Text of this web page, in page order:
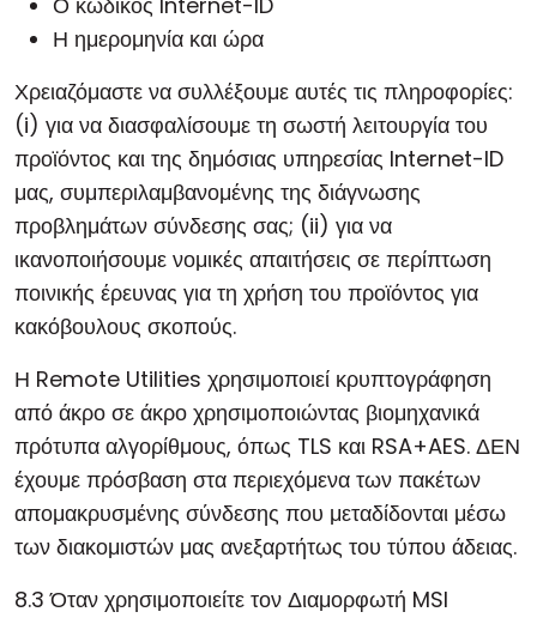
Η ημερομηνία και ώρα
Χρειαζόμαστε να συλλέξουμε αυτές τις πληροφορίες:
(i) για να διασφαλίσουμε τη σωστή λειτουργία του
προϊόντος και της δημόσιας υπηρεσίας Internet-ID
μας, συμπεριλαμβανομένης της διάγνωσης
προβλημάτων σύνδεσης σας; (ii) για να
ικανοποιήσουμε νομικές απαιτήσεις σε περίπτωση
ποινικής έρευνας για τη χρήση του προϊόντος για
κακόβουλους σκοπούς.
Η Remote Utilities χρησιμοποιεί κρυπτογράφηση
από άκρο σε άκρο χρησιμοποιώντας βιομηχανικά
πρότυπα αλγορίθμους, όπως TLS και RSA+AES. ΔΕΝ
έχουμε πρόσβαση στα περιεχόμενα των πακέτων
απομακρυσμένης σύνδεσης που μεταδίδονται μέσω
των διακομιστών μας ανεξαρτήτως του τύπου άδειας.
8.3 Όταν χρησιμοποιείτε τον Διαμορφωτή MSI